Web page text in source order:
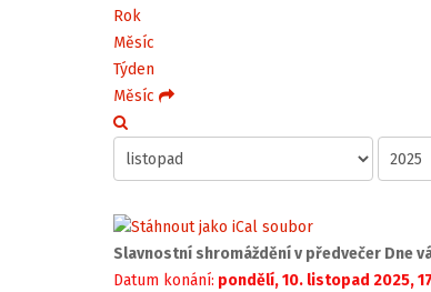
Rok
Měsíc
Týden
Měsíc
Slavnostní shromáždění v předvečer Dne
Datum konání: pondělí, 10. listopad 2025,